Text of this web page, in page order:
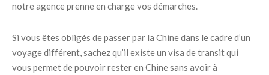
notre agence prenne en charge vos démarches.
Si vous êtes obligés de passer par la Chine dans le cadre d’un
voyage différent, sachez qu’il existe un visa de transit qui
vous permet de pouvoir rester en Chine sans avoir à